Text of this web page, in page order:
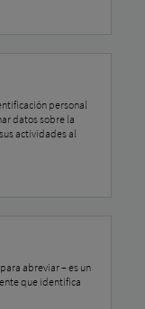
personal
datos sobre la
actividades al
abreviar – es un
que identifica